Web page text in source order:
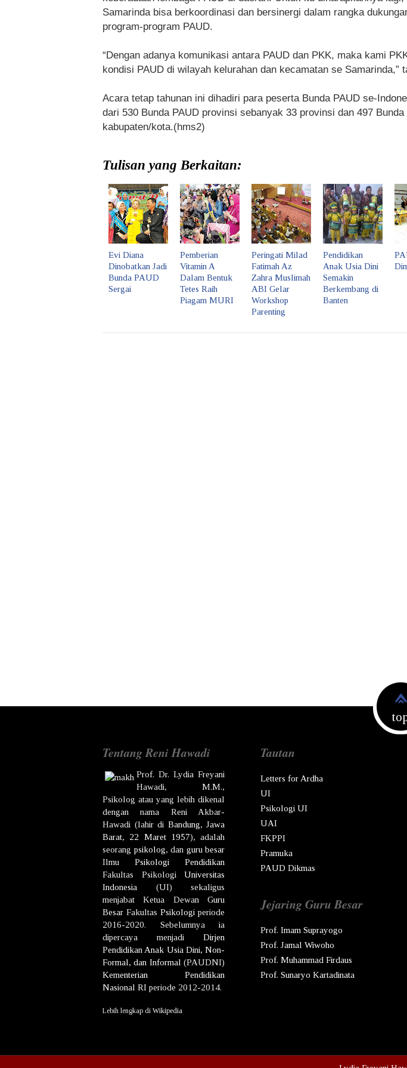
Samarinda bisa berkoordinasi dan bersinergi dalam rangka
program-program PAUD.
“Dengan adanya komunikasi antara PAUD dan PKK, maka kami
kondisi PAUD di wilayah kelurahan dan kecamatan se Samarinda,”
Acara tetap tahunan ini dihadiri para peserta Bunda PAUD se-
dari 530 Bunda PAUD provinsi sebanyak 33 provinsi dan 497 Bunda
kabupaten/kota.(hms2)
Tulisan yang Berkaitan:
Evi Diana
Dinobatkan Jadi
Bunda PAUD
Sergai
Pemberian
Vitamin A
Dalam Bentuk
Tetes Raih
Piagam MURI
Peringati Milad
Fatimah Az
Zahra Muslimah
ABI Gelar
Workshop
Parenting
Pendidikan
Anak Usia Dini
Semakin
Berkembang di
Banten
Tentang Reni Hawadi
Prof. Dr. Lydia Freyani
Hawadi, M.M.,
Psikolog atau yang lebih dikenal
dengan nama Reni Akbar-
Hawadi (lahir di Bandung, Jawa
Barat, 22 Maret 1957), adalah
seorang psikolog, dan guru besar
Ilmu Psikologi
Pendidikan
Fakultas Psikologi Universitas
Indonesia (UI) sekaligus
menjabat Ketua Dewan Guru
Besar Fakultas Psikologi periode
2016-2020. Sebelumnya ia
dipercaya menjadi Dirjen
Pendidikan Anak Usia Dini, Non-
Formal, dan Informal (PAUDNI)
Kementerian Pendidikan
Nasional RI periode 2012-2014.
Lebih lengkap di Wikipedia
Tautan
Letters for Ardha
UI
Psikologi UI
UAI
FKPPI
Pramuka
PAUD Dikmas
Jejaring Guru Besar
Prof. Imam Suprayogo
Prof. Jamal Wiwoho
Prof. Muhammad Firdaus
Prof. Sunaryo Kartadinata